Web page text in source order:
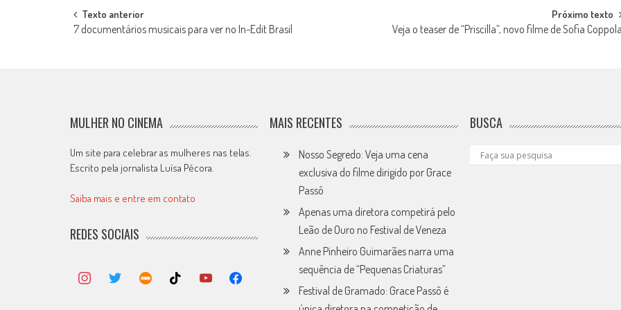
Post
Texto anterior
7 documentários musicais para ver no In-Edit Brasil
Próximo texto
Veja o teaser de “Priscilla”, novo filme de Sofia
MULHER NO CINEMA
Um site para celebrar as mulheres nas telas.
Escrito pela jornalista Luísa Pécora.
Saiba mais e entre em contato
REDES SOCIAIS
MAIS RECENTES
Nosso Segredo: Veja uma cena
exclusiva do filme dirigido por Grace
Passô
Apenas uma diretora competirá pelo
Leão de Ouro no Festival de Veneza
Anne Pinheiro Guimarães narra uma
sequência de “Pequenas Criaturas”
Festival de Gramado: Grace Passô é
BUSCA